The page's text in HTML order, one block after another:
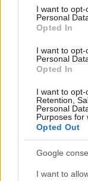
consent section.
I want to
Personal
Opted In
I want to
Personal
Opted In
I want to opt-
Retention,
Personal
Purposes for
Opted Out
Google
I want to